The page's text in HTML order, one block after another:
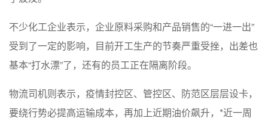
不少化工企业表示，企业原料采购和产品销售的“一进一出”
受到了一定的影响，目前开工生产的节奏严重受挫，出差也
基本“打水漂”了，还有的员工正在隔离阶段。
物流司机则表示，疫情封控区、管控区、防范区层层设卡，
要绕行势必提高运输成本，再加上近期油价飙升，*近一周